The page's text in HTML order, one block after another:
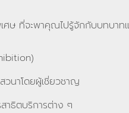
ษ ที่จะพาคุณไปรู้จักกับบทบาท
สวนาโดยผู้เชี่ยวชาญ
สาธิตบริการต่าง ๆ